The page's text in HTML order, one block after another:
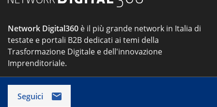
Network Digital360 è il più grande network in Italia di
testate e portali B2B dedicati ai temi della
Trasformazione Digitale e dell'innovazione
Imprenditoriale.
Seguici